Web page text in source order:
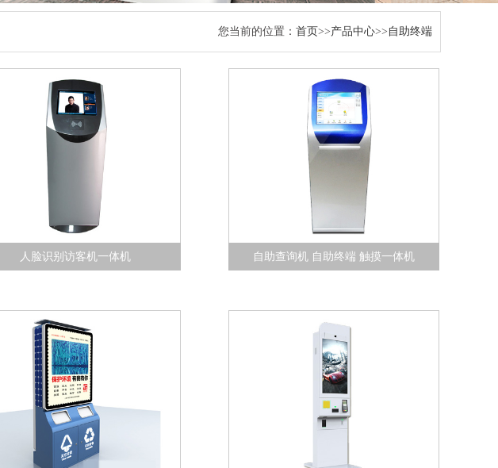
您当前的位置： 首页>>产品中心>> 自助终端
人脸识别访客机一体机 自助查询机 自助终端 触摸一体机